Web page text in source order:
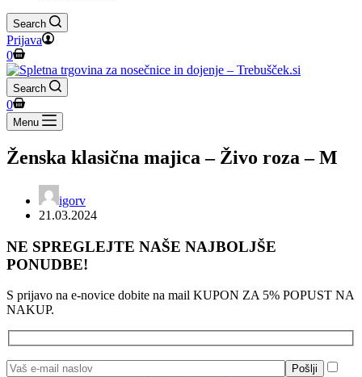
Search
Prijava
Shopping
cart
0
Search
Shopping
cart
0
Menu
Ženska klasična majica – Živo roza – M
igorv
21.03.2024
NE SPREGLEJTE NAŠE NAJBOLJŠE
PONUDBE!
S prijavo na e-novice dobite na mail KUPON ZA 5% POPUST NA
NAKUP.